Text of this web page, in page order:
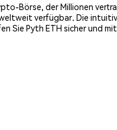
Börse, der Millionen
verfügbar. Die
Sie Pyth ETH sicher und